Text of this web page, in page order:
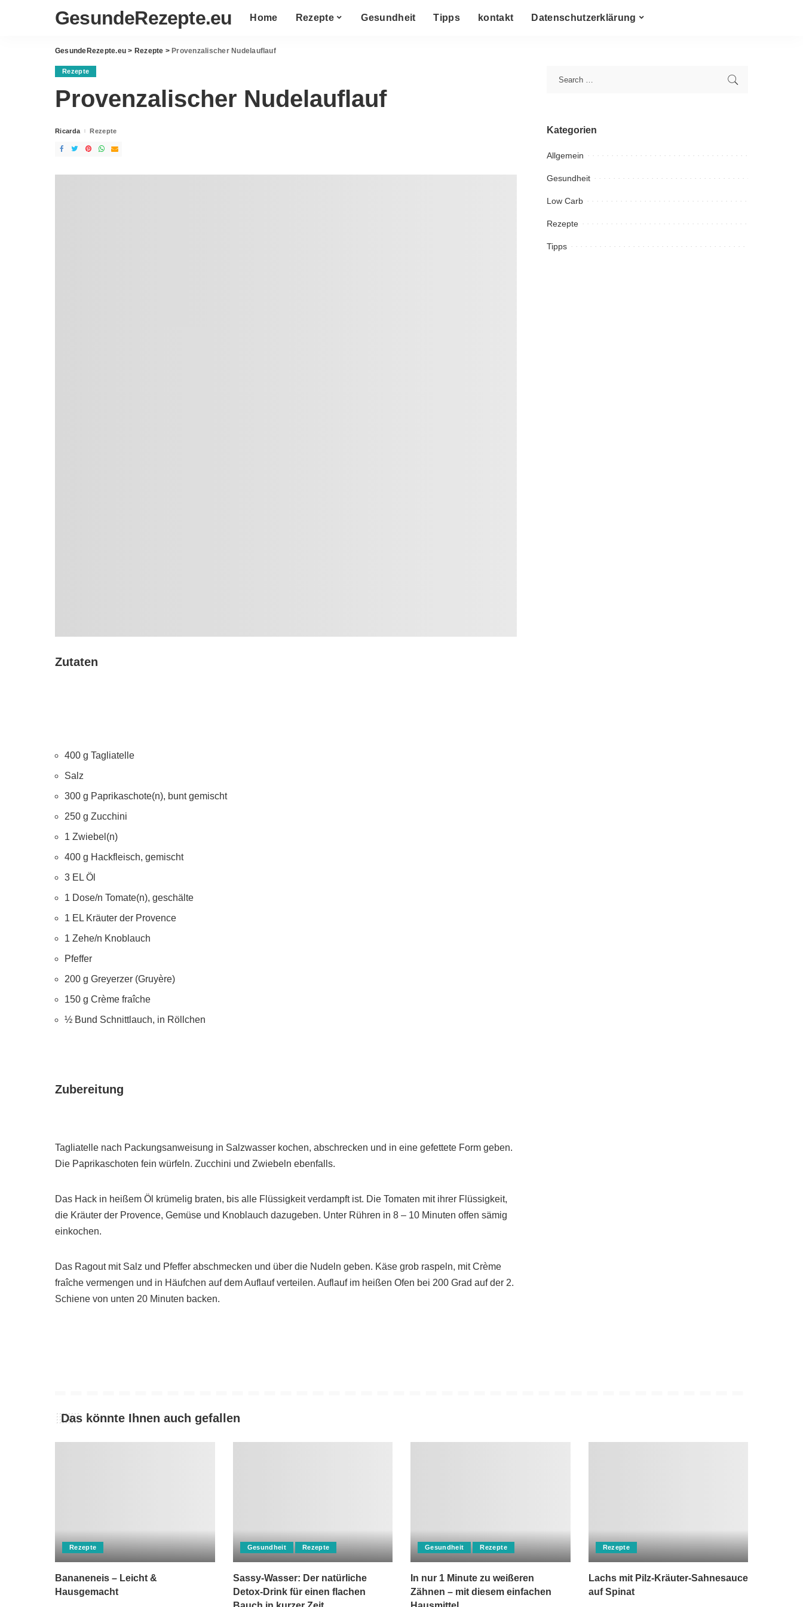
GesundeRezepte.eu Home Rezepte Gesundheit Tipps kontakt Datenschutzerklärung
GesundeRezepte.eu > Rezepte > Provenzalischer Nudelauflauf
Rezepte
Provenzalischer Nudelauflauf
Posted
Ricarda Rezepte
Zutaten
400 g Tagliatelle
Salz
300 g Paprikaschote(n), bunt gemischt
250 g Zucchini
1 Zwiebel(n)
400 g Hackfleisch, gemischt
3 EL Öl
1 Dose/n Tomate(n), geschälte
1 EL Kräuter der Provence
1 Zehe/n Knoblauch
Pfeffer
200 g Greyerzer (Gruyère)
150 g Crème fraîche
½ Bund Schnittlauch, in Röllchen
Zubereitung
Tagliatelle nach Packungsanweisung in Salzwasser kochen, abschrecken und in eine gefettete Form geben.
Die Paprikaschoten fein würfeln. Zucchini und Zwiebeln ebenfalls.
Das Hack in heißem Öl krümelig braten, bis alle Flüssigkeit verdampft ist. Die Tomaten mit ihrer Flüssigkeit,
die Kräuter der Provence, Gemüse und Knoblauch dazugeben. Unter Rühren in 8 – 10 Minuten offen sämig
einkochen.
Das Ragout mit Salz und Pfeffer abschmecken und über die Nudeln geben. Käse grob raspeln, mit Crème
fraîche vermengen und in Häufchen auf dem Auflauf verteilen. Auflauf im heißen Ofen bei 200 Grad auf der 2.
Schiene von unten 20 Minuten backen.
Kategorien
Allgemein
Gesundheit
Low Carb
Rezepte
Tipps
Das könnte Ihnen auch gefallen
Rezepte
Bananeneis – Leicht &
Hausgemacht
Gesundheit Rezepte
Sassy-Wasser: Der natürliche
Detox-Drink für einen flachen
Gesundheit Rezepte
In nur 1 Minute zu weißeren
Zähnen – mit diesem einfachen
Rezepte
Lachs mit Pilz-Kräuter-Sahnesauce
auf Spinat